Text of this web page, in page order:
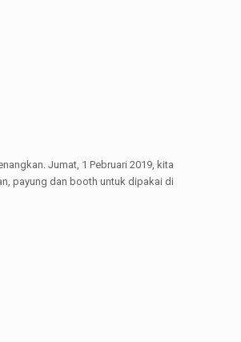
Jumat, 1 Pebruari 2019, kita
payung dan booth untuk dipakai di